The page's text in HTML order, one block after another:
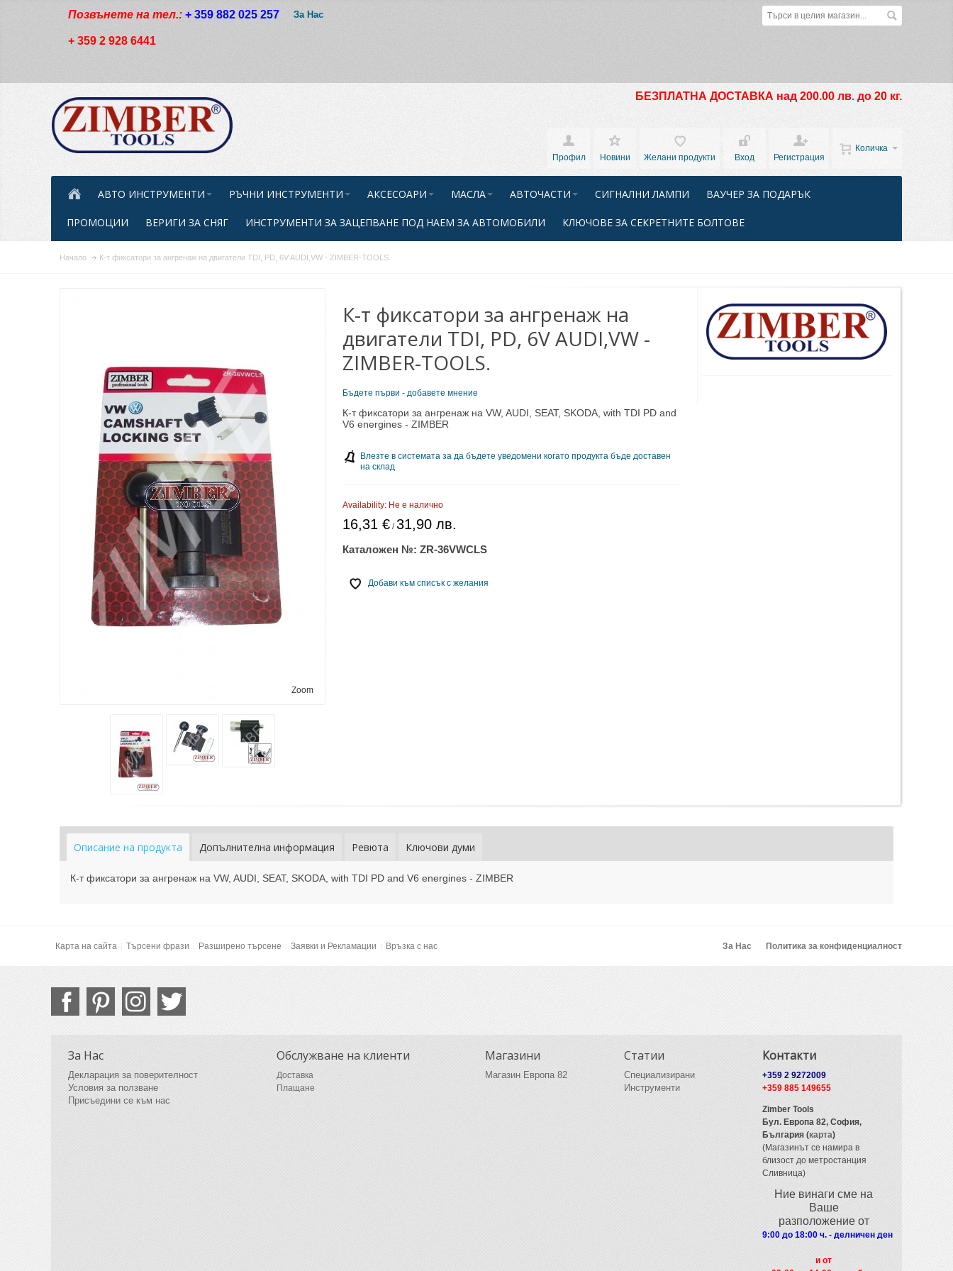
Позвънете на тел.: + 359 882 025 257
+ 359 2 928 6441
За Нас
БЕЗПЛАТНА ДОСТАВКА над 200.00 лв. до 20 кг.
Количка
Профил
Новини Желани продукти Вход Регистрация
АВТО ИНСТРУМЕНТИ РЪЧНИ ИНСТРУМЕНТИ АКСЕСОАРИ МАСЛА АВТОЧАСТИ СИГНАЛНИ ЛАМПИ ВАУЧЕР ЗА ПОДАРЪК
ПРОМОЦИИ ВЕРИГИ ЗА СНЯГ ИНСТРУМЕНТИ ЗА ЗАЦЕПВАНЕ ПОД НАЕМ ЗА АВТОМОБИЛИ КЛЮЧОВЕ ЗА СЕКРЕТНИТЕ БОЛТОВЕ
Начало К-т фиксатори за ангренаж на двигатели TDI, PD, 6V AUDI,VW - ZIMBER-TOOLS.
Zoom
К-т фиксатори за ангренаж на
двигатели TDI, PD, 6V AUDI,VW -
ZIMBER-TOOLS.
Бъдете първи - добавете мнение
К-т фиксатори за ангренаж на VW, AUDI, SEAT, SKODA, with TDI PD and
V6 energines - ZIMBER
Влезте в системата за да бъдете уведомени когато продукта бъде доставен
на склад
Availability: Не е налично
16,31 € /31,90 лв.
Каталожен №:ZR-36VWCLS
Добави към списък с желания
Описание на продукта Допълнителна информация Ревюта Ключови думи
К-т фиксатори за ангренаж на VW, AUDI, SEAT, SKODA, with TDI PD and V6 energines - ZIMBER
Карта на сайта Търсени фрази Разширено търсене Заявки и Рекламации Връзка с нас За Нас Политика за конфиденциалност
За Нас
Декларация за поверителност
Условия за ползване
Присъедини се към нас
Обслужване на клиенти
Доставка
Плащане
Магазини
Магазин Европа 82
Статии
Специализирани
Инструменти
Контакти
+359 2 9272009
+359 885 149655
Zimber Tools
Бул. Европа 82,София,
България (карта)
(Магазинът се намира в
близост до метростанция
Сливница)
Ние винаги сме на
Ваше
разположение от
9:00 до 18:00 ч. - делничен ден
и от